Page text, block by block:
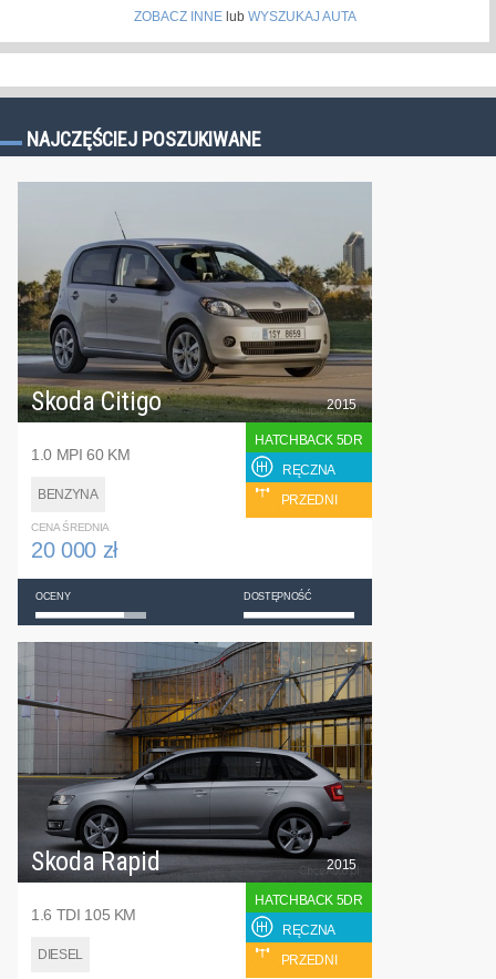
ZOBACZ INNElub WYSZUKAJ AUTA
NAJCZĘŚCIEJ POSZUKIWANE
Skoda Citigo
1.0 MPI 60 KM
BENZYNA
2015
HATCHBACK 5DR
RĘCZNA
PRZEDNI
CENA ŚREDNIA
20 000 zł
OCENY DOSTĘPNOŚĆ
Skoda Rapid
1.6 TDI 105 KM
DIESEL
2015
HATCHBACK 5DR
RĘCZNA
PRZEDNI